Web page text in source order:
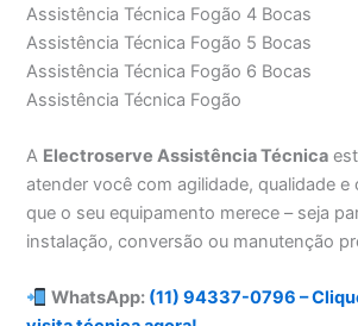
Assistência Técnica Fogão 4 Bocas
Assistência Técnica Fogão 5 Bocas
Assistência Técnica Fogão 6 Bocas
Assistência Técnica Fogão
A Electroserve Assistência Técnica
atender você com agilidade, qualidade
que o seu equipamento merece – seja
instalação, conversão ou manutenção
WhatsApp: (11) 94337-0796 –